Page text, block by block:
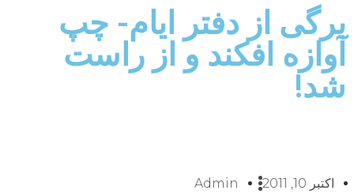
برگی از دفتر ایام- چپ
آوازه افکند و از راست
شد!
اکتبر 10, 2011 Admin